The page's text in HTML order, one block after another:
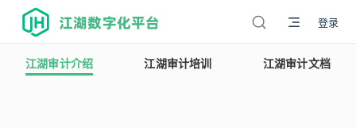
江湖数字化平台 登录
江湖审计介绍 江湖审计培训 江湖审计文档